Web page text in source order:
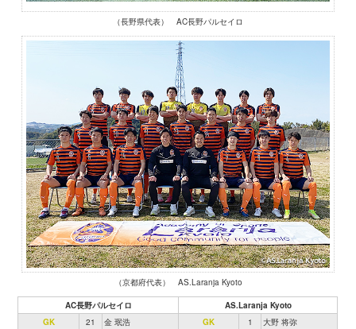
（長野県代表） AC長野パルセイロ
（京都府代表） AS.Laranja Kyoto
AC長野パルセイロ
AS.Laranja Kyoto
GK
21 金 珉浩 GK 1
大野 将弥